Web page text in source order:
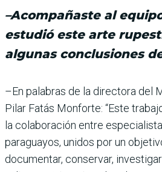
–Acompañaste al
estudió este arte
algunas conclusiones
–En palabras de la directora del
Pilar Fatás Monforte: “Este
la colaboración entre
paragua­yos, unidos por un
documen­tar, conservar,